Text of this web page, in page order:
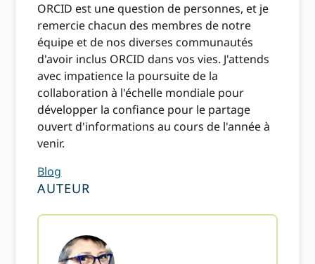
ORCID est une question de personnes, et je
remercie chacun des membres de notre
équipe et de nos diverses communautés
d'avoir inclus ORCID dans vos vies. J'attends
avec impatience la poursuite de la
collaboration à l'échelle mondiale pour
développer la confiance pour le partage
ouvert d'informations au cours de l'année à
venir.
Blog
AUTEUR